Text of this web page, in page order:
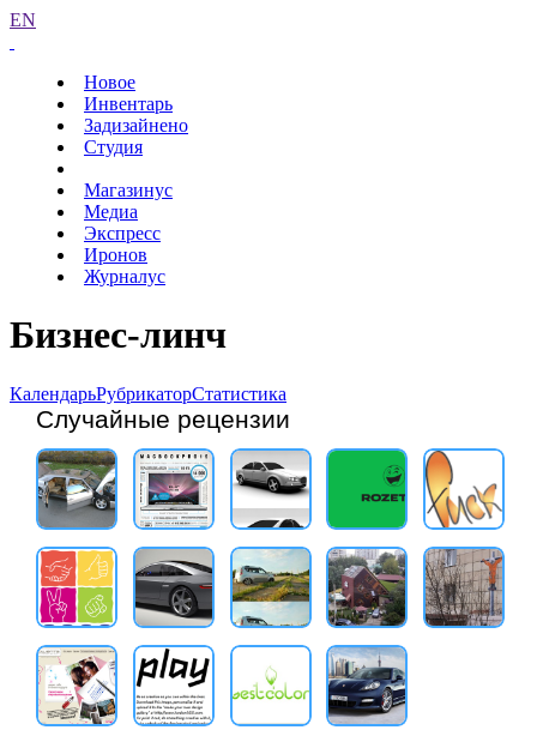
EN
Новое
Инвентарь
Задизайнено
Студия
Магазинус
Медиа
Экспресс
Иронов
Журналус
Бизнес-линч
КалендарьРубрикаторСтатистика
Случайные рецензии